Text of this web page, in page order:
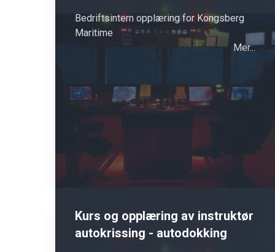
Bedriftsintern opplæring for Kongsberg
Maritime
Mer...
Kurs og opplæring av instruktør
autokrissing - autodokking